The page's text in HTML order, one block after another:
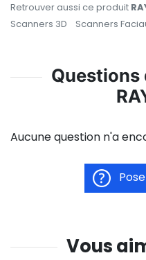
Retrouver aussi ce produit
Scanners 3D
Scanners
Questions
Aucune question n'a
Vous